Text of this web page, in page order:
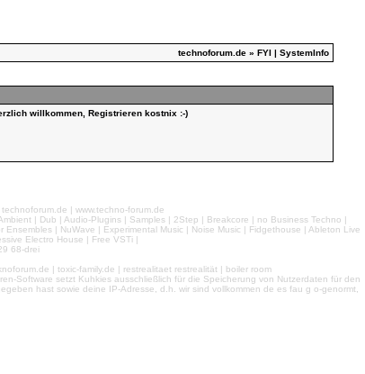
technoforum.de » FYI | SystemInfo
willkommen, Registrieren kostnix :-)
| www.techno-forum.de
| Dub | Audio-Plugins | Samples | 2Step | Breakcore | no Business Techno |
| NuWave | Experimental Music | Noise Music | Fidgethouse | Ableton Live
Electro House | Free VSTi |
68-drei
| toxic-family.de | restrealitaet restrealität | boiler room
Software setzt Kuhkies ausschließlich für die Speicherung von Nutzerdaten für den
hast sowie deine IP-Adresse, d.h. wir sind vollkommen de es fau g o-genormt,